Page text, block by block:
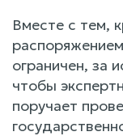
Вместе с тем,
ограничен, за
чтобы
поручает